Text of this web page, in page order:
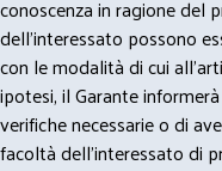
conoscenza in ragione del
dell’interessato possono
con le modalità di cui
ipotesi, il Garante
verifiche necessarie o di
facoltà dell’interessato di